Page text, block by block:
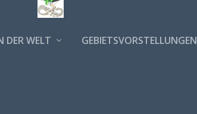
DER WELT GEBIETSVORSTELLUNGEN